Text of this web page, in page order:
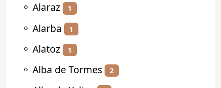
⚬ Alaraz 1
⚬ Alarba 1
⚬ Alatoz 1
⚬ Alba de Tormes 2